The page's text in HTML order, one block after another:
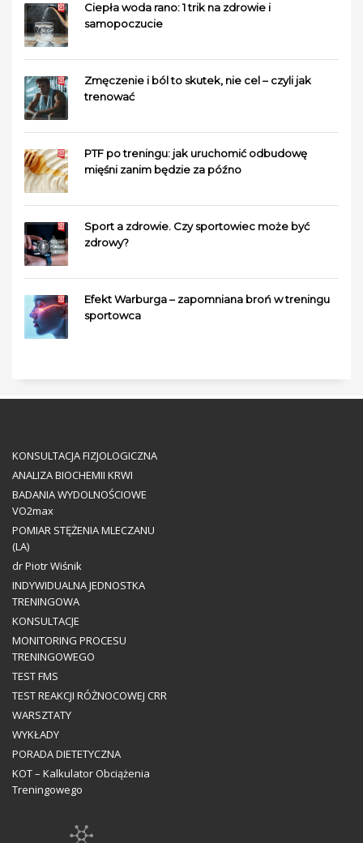
Ciepła woda rano: 1 trik na zdrowie i
samopoczucie
Zmęczenie i ból to skutek, nie cel – czyli jak
trenować
PTF po treningu: jak uruchomić odbudowę
mięśni zanim będzie za późno
Sport a zdrowie. Czy sportowiec może być
zdrowy?
Efekt Warburga – zapomniana broń w treningu
sportowca
KONSULTACJA FIZJOLOGICZNA
ANALIZA BIOCHEMII KRWI
BADANIA WYDOLNOŚCIOWE
VO2max
POMIAR STĘŻENIA MLECZANU
(LA)
dr Piotr Wiśnik
INDYWIDUALNA JEDNOSTKA
TRENINGOWA
KONSULTACJE
MONITORING PROCESU
TRENINGOWEGO
TEST FMS
TEST REAKCJI RÓŻNOCOWEJ CRR
WARSZTATY
WYKŁADY
PORADA DIETETYCZNA
KOT – Kalkulator Obciążenia
Treningowego